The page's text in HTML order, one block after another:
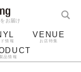
お届け
情報
VENUE
お店特集
品情報